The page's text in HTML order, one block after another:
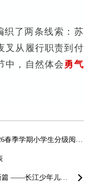
织了两条线索：苏
叉从履行职责到付
中，自然体会勇气
期小学生分级阅读推荐书单
限公司召开2025年度总结表彰大会